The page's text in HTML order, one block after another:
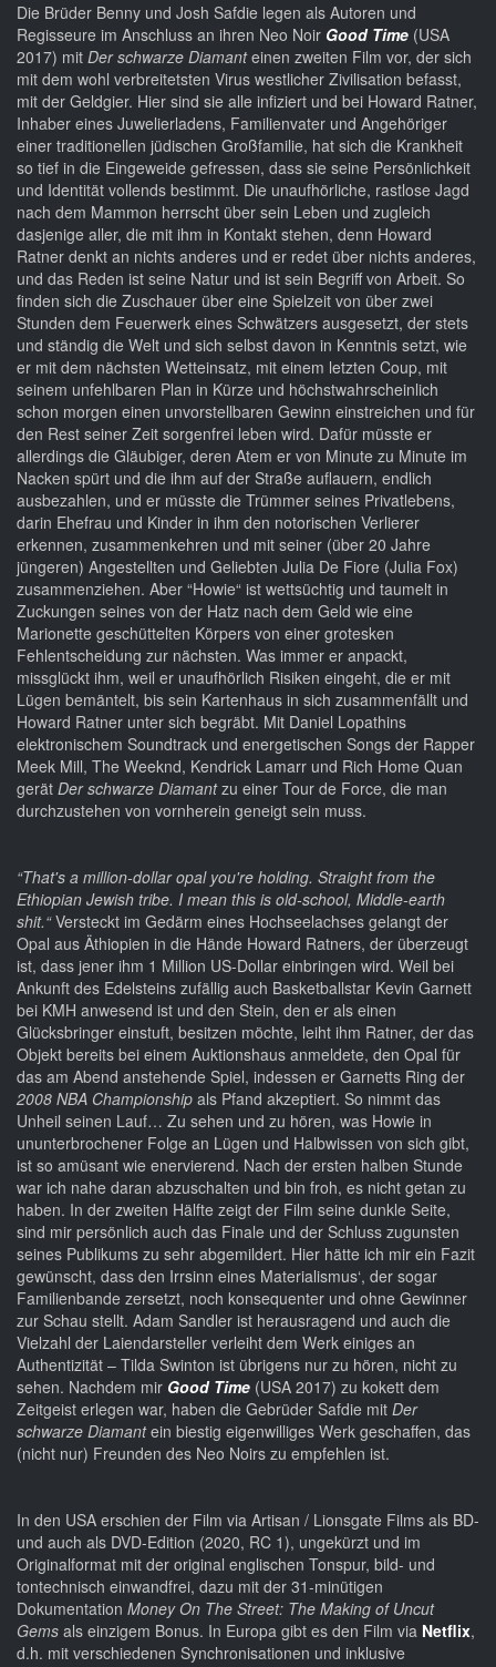
Die Brüder Benny und Josh Safdie legen als Autoren und
Regisseure im Anschluss an ihren Neo Noir Good Time (USA
2017) mit Der schwarze Diamanteinen zweiten Film vor, der sich
mit dem wohl verbreitetsten Virus westlicher Zivilisation befasst,
mit der Geldgier. Hier sind sie alle infiziert und bei Howard Ratner,
Inhaber eines Juwelierladens, Familienvater und Angehöriger
einer traditionellen jüdischen Großfamilie, hat sich die Krankheit
so tief in die Eingeweide gefressen, dass sie seine Persönlichkeit
und Identität vollends bestimmt. Die unaufhörliche, rastlose Jagd
nach dem Mammon herrscht über sein Leben und zugleich
dasjenige aller, die mit ihm in Kontakt stehen, denn Howard
Ratner denkt an nichts anderes und er redet über nichts anderes,
und das Reden ist seine Natur und ist sein Begriff von Arbeit. So
finden sich die Zuschauer über eine Spielzeit von über zwei
Stunden dem Feuerwerk eines Schwätzers ausgesetzt, der stets
und ständig die Welt und sich selbst davon in Kenntnis setzt, wie
er mit dem nächsten Wetteinsatz, mit einem letzten Coup, mit
seinem unfehlbaren Plan in Kürze und höchstwahrscheinlich
schon morgen einen unvorstellbaren Gewinn einstreichen und für
den Rest seiner Zeit sorgenfrei leben wird. Dafür müsste er
allerdings die Gläubiger, deren Atem er von Minute zu Minute im
Nacken spürt und die ihm auf der Straße auflauern, endlich
ausbezahlen, und er müsste die Trümmer seines Privatlebens,
darin Ehefrau und Kinder in ihm den notorischen Verlierer
erkennen, zusammenkehren und mit seiner (über 20 Jahre
jüngeren) Angestellten und Geliebten Julia De Fiore (Julia Fox)
zusammenziehen. Aber “Howie“ ist wettsüchtig und taumelt in
Zuckungen seines von der Hatz nach dem Geld wie eine
Marionette geschüttelten Körpers von einer grotesken
Fehlentscheidung zur nächsten. Was immer er anpackt,
missglückt ihm, weil er unaufhörlich Risiken eingeht, die er mit
Lügen bemäntelt, bis sein Kartenhaus in sich zusammenfällt und
Howard Ratner unter sich begräbt. Mit Daniel Lopathins
elektronischem Soundtrack und energetischen Songs der Rapper
Meek Mill, The Weeknd, Kendrick Lamarr und Rich Home Quan
gerät Der schwarze Diamantzu einer Tour de Force, die man
durchzustehen von vornherein geneigt sein muss.
“That's a million-dollar opal you're holding. Straight from the
Ethiopian Jewish tribe. I mean this is old-school, Middle-earth
shit.“Versteckt im Gedärm eines Hochseelachses gelangt der
Opal aus Äthiopien in die Hände Howard Ratners, der überzeugt
ist, dass jener ihm 1 Million US-Dollar einbringen wird. Weil bei
Ankunft des Edelsteins zufällig auch Basketballstar Kevin Garnett
bei KMH anwesend ist und den Stein, den er als einen
Glücksbringer einstuft, besitzen möchte, leiht ihm Ratner, der das
Objekt bereits bei einem Auktionshaus anmeldete, den Opal für
das am Abend anstehende Spiel, indessen er Garnetts Ring der
2008 NBA Championship als Pfand akzeptiert. So nimmt das
Unheil seinen Lauf… Zu sehen und zu hören, was Howie in
ununterbrochener Folge an Lügen und Halbwissen von sich gibt,
ist so amüsant wie enervierend. Nach der ersten halben Stunde
war ich nahe daran abzuschalten und bin froh, es nicht getan zu
haben. In der zweiten Hälfte zeigt der Film seine dunkle Seite,
sind mir persönlich auch das Finale und der Schluss zugunsten
seines Publikums zu sehr abgemildert. Hier hätte ich mir ein Fazit
gewünscht, dass den Irrsinn eines Materialismus‘, der sogar
Familienbande zersetzt, noch konsequenter und ohne Gewinner
zur Schau stellt. Adam Sandler ist herausragend und auch die
Vielzahl der Laiendarsteller verleiht dem Werk einiges an
Authentizität – Tilda Swinton ist übrigens nur zu hören, nicht zu
sehen. Nachdem mir Good Time (USA 2017) zu kokett dem
Zeitgeist erlegen war, haben die Gebrüder Safdie mit Der
schwarze Diamantein biestig eigenwilliges Werk geschaffen, das
(nicht nur) Freunden des Neo Noirs zu empfehlen ist.
In den USA erschien der Film via Artisan / Lionsgate Films als BD-
und auch als DVD-Edition (2020, RC 1), ungekürzt und im
Originalformat mit der original englischen Tonspur, bild- und
tontechnisch einwandfrei, dazu mit der 31-minütigen
Dokumentation Money On The Street: The Making of Uncut
Gems als einzigem Bonus. In Europa gibt es den Film via Netflix,
d.h. mit verschiedenen Synchronisationen und inklusive